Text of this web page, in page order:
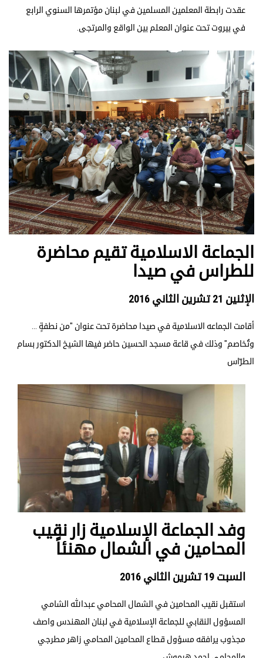
عقدت رابطة المعلمين المسلمين في لبنان مؤتمرها السنوي الرابع
في بيروت تحت عنوان المعلم بين الواقع والمرتجى.
الجماعة الاسلامية تقيم محاضرة
للطراس في صيدا
الإثنين 21 تشرين الثاني 2016
أقامت الجماعه الاسلامية في صيدا محاضرة تحت عنوان "من نطفةٍ ...
وتُخاصم" وذلك في قاعة مسجد الحسين حاضر فيها الشيخ الدكتور بسام
الطرّاس
وفد الجماعة الإسلامية زار نقيب
المحامين في الشمال مهنئاً
السبت 19 تشرين الثاني 2016
استقبل نقيب المحامين في الشمال المحامي عبدالله الشامي
المسؤول النقابي للجماعة الإسلامية في لبنان المهندس واصف
مجذوب يرافقه مسؤول قطاع المحامين المحامي زاهر مطرجي